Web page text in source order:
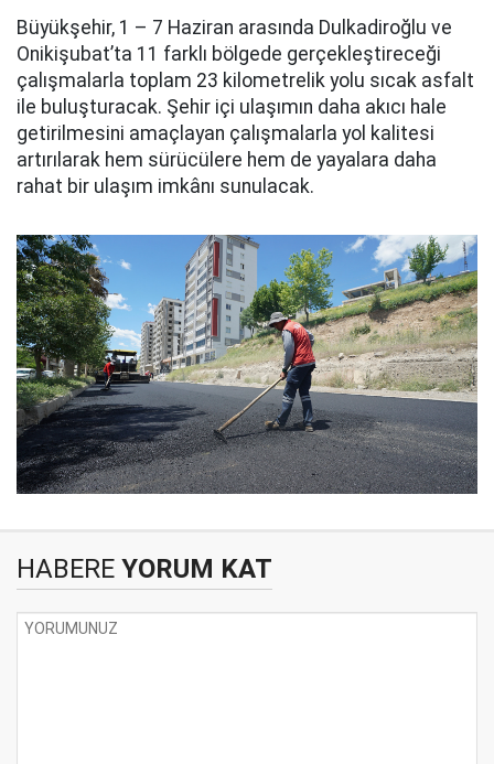
Büyükşehir, 1 – 7 Haziran arasında Dulkadiroğlu ve
Onikişubat’ta 11 farklı bölgede gerçekleştireceği
çalışmalarla toplam 23 kilometrelik yolu sıcak asfalt
ile buluşturacak. Şehir içi ulaşımın daha akıcı hale
getirilmesini amaçlayan çalışmalarla yol kalitesi
artırılarak hem sürücülere hem de yayalara daha
rahat bir ulaşım imkânı sunulacak.
HABERE YORUM KAT